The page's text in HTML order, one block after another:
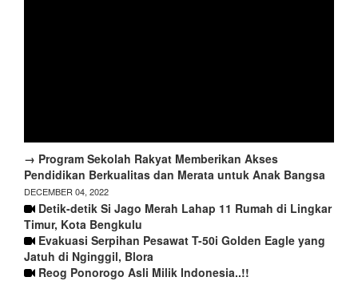
→ Program Sekolah Rakyat Memberikan Akses
Pendidikan Berkualitas dan Merata untuk Anak Bangsa
DECEMBER 04, 2022
Detik-detik Si Jago Merah Lahap 11 Rumah di Lingkar
Timur, Kota Bengkulu
Evakuasi Serpihan Pesawat T-50i Golden Eagle yang
Jatuh di Nginggil, Blora
Reog Ponorogo Asli Milik Indonesia..!!